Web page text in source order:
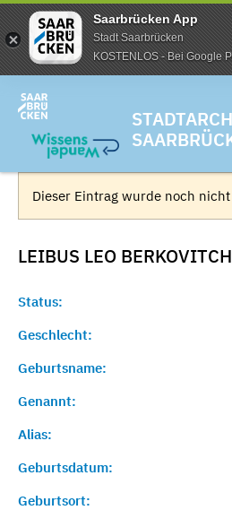
Saarbrücken App
Stadt Saarbrücken
KOSTENLOS - Bei Google
Dieser Eintrag wurde noch
LEIBUS LEO BERKOVITCH
Status:
Geschlecht:
Geburtsname:
Genannt:
Alias:
Geburtsdatum:
Geburtsort: